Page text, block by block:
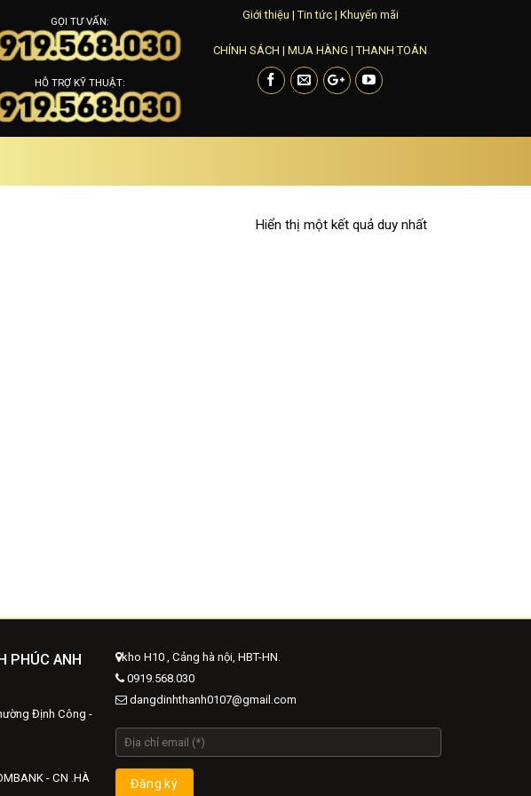
GỌI TƯ VẤN:
HỖ TRỢ KỸ THUẬT:
Giới thiệu |Tin tức| Khuyến mãi
CHÍNH SÁCH |MUA HÀNG |THANH TOÁN
Hiển thị một kết quả duy nhất
PHÚC ANH
Định Công -
- CN .HÀ
kho H10 , Cảng hà nội, HBT-HN.
0919.568.030
dangdinhthanh0107@gmail.com